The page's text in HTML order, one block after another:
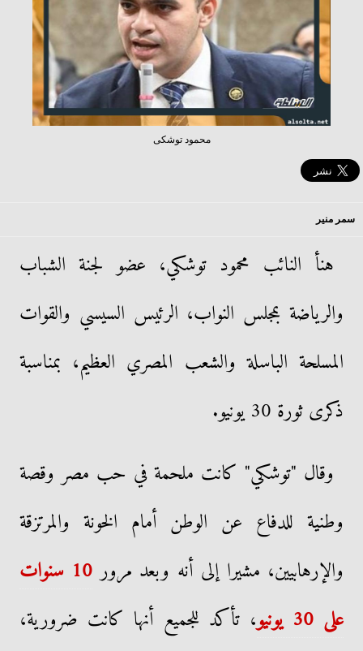
محمود توشكى
سمر منير
هنأ النائب محمود توشكي، عضو لجنة الشباب
والرياضة بمجلس النواب، الرئيس السيسي والقوات
المسلحة الباسلة والشعب المصري العظيم، بمناسبة
ذكرى ثورة 30 يونيو.
وقال "توشكي" كانت ملحمة في حب مصر وقصة
وطنية للدفاع عن الوطن أمام الخونة والمرتزقة
والإرهابيين، مشيرا إلى أنه وبعد مرور
10 سنوات
على 30 يونيو
، تأكد للجميع أنها كانت ضرورية،